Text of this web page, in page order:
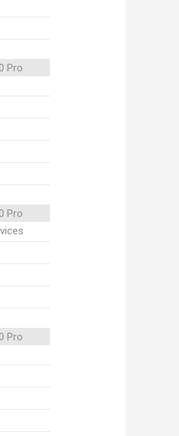
Pro
Pro
Pro